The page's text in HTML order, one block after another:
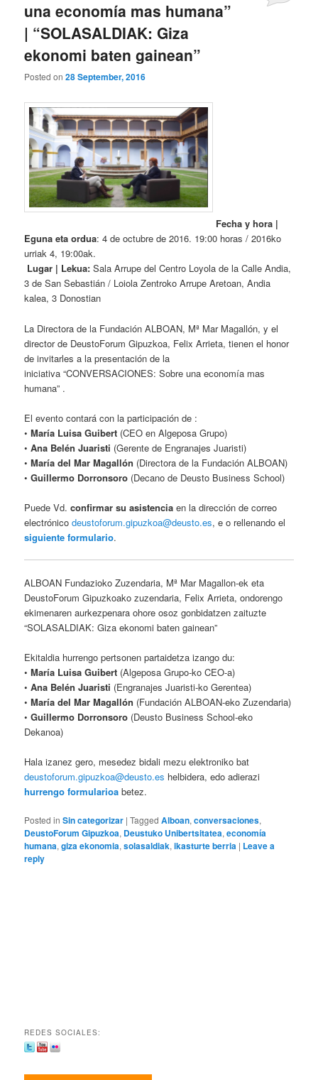
una economía mas humana”
| “SOLASALDIAK: Giza
ekonomi baten gainean”
Posted on28 September, 2016
Fecha y hora |
Eguna eta ordua: 4 de octubre de 2016. 19:00 horas / 2016ko
urriak 4, 19:00ak.
Lugar | Lekua: Sala Arrupe del Centro Loyola de la Calle Andia,
3 de San Sebastián / Loiola Zentroko Arrupe Aretoan, Andia
kalea, 3 Donostian
La Directora de la Fundación ALBOAN, Mª Mar Magallón, y el
director de DeustoForum Gipuzkoa, Felix Arrieta, tienen el honor
de invitarles a la presentación de la
iniciativa “CONVERSACIONES: Sobre una economía mas
humana” .
El evento contará con la participación de :
•María Luisa Guibert (CEO en Algeposa Grupo)
•Ana Belén Juaristi (Gerente de Engranajes Juaristi)
•María del Mar Magallón (Directora de la Fundación ALBOAN)
•Guillermo Dorronsoro (Decano de Deusto Business School)
Puede Vd.confirmar su asistencia en la dirección de correo
electrónicodeustoforum.gipuzkoa@deusto.es, e o rellenando el
siguiente formulario.
ALBOAN Fundazioko Zuzendaria, Mª Mar Magallon-ek eta
DeustoForum Gipuzkoako zuzendaria, Felix Arrieta, ondorengo
ekimenaren aurkezpenara ohore osoz gonbidatzen zaituzte
“SOLASALDIAK: Giza ekonomi baten gainean”
Ekitaldia hurrengo pertsonen partaidetza izango du:
•María Luisa Guibert (Algeposa Grupo-ko CEO-a)
•Ana Belén Juaristi (Engranajes Juaristi-ko Gerentea)
•María del Mar Magallón (Fundación ALBOAN-eko Zuzendaria)
•Guillermo Dorronsoro (Deusto Business School-eko
Dekanoa)
Hala izanez gero, mesedez bidali mezu elektroniko bat
deustoforum.gipuzkoa@deusto.es helbidera, edo adierazi
hurrengo formularioa betez.
Posted in Sin categorizar |Tagged Alboan,conversaciones,
DeustoForum Gipuzkoa, Deustuko Unibertsitatea,economía
humana,giza ekonomia,solasaldiak,ikasturte berria | Leave a
reply
REDES SOCIALES: